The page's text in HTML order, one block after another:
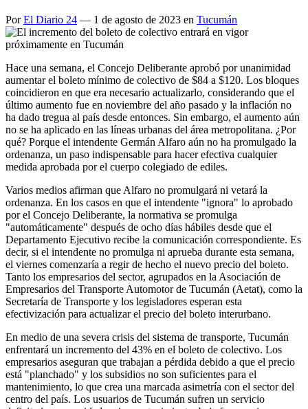
PorEl Diario 24 — 1 de agosto de 2023 en Tucumán
Hace una semana, el Concejo Deliberante aprobó por unanimidad
aumentar el boleto mínimo de colectivo de $84 a $120. Los bloques
coincidieron en que era necesario actualizarlo, considerando que el
último aumento fue en noviembre del año pasado y la inflación no
ha dado tregua al país desde entonces. Sin embargo, el aumento aún
no se ha aplicado en las líneas urbanas del área metropolitana. ¿Por
qué? Porque el intendente Germán Alfaro aún no ha promulgado la
ordenanza, un paso indispensable para hacer efectiva cualquier
medida aprobada por el cuerpo colegiado de ediles.
Varios medios afirman que Alfaro no promulgará ni vetará la
ordenanza. En los casos en que el intendente "ignora" lo aprobado
por el Concejo Deliberante, la normativa se promulga
"automáticamente" después de ocho días hábiles desde que el
Departamento Ejecutivo recibe la comunicación correspondiente. Es
decir, si el intendente no promulga ni aprueba durante esta semana,
el viernes comenzaría a regir de hecho el nuevo precio del boleto.
Tanto los empresarios del sector, agrupados en la Asociación de
Empresarios del Transporte Automotor de Tucumán (Aetat), como la
Secretaría de Transporte y los legisladores esperan esta
efectivización para actualizar el precio del boleto interurbano.
En medio de una severa crisis del sistema de transporte, Tucumán
enfrentará un incremento del 43% en el boleto de colectivo. Los
empresarios aseguran que trabajan a pérdida debido a que el precio
está "planchado" y los subsidios no son suficientes para el
mantenimiento, lo que crea una marcada asimetría con el sector del
centro del país. Los usuarios de Tucumán sufren un servicio